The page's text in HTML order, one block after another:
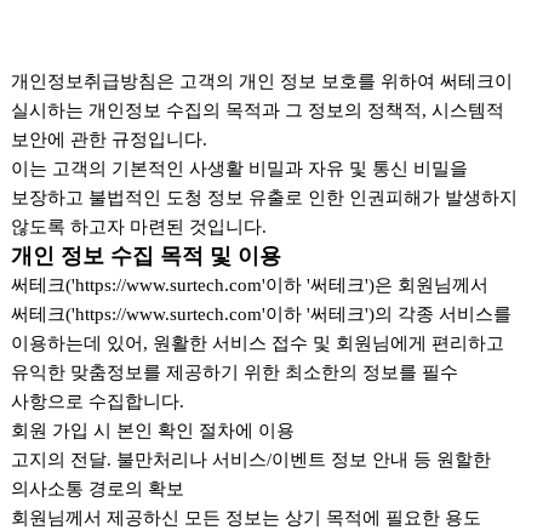
개인정보취급방침은 고객의 개인 정보 보호를 위하여 써테크이
실시하는 개인정보 수집의 목적과 그 정보의 정책적, 시스템적
보안에 관한 규정입니다.
이는 고객의 기본적인 사생활 비밀과 자유 및 통신 비밀을
보장하고 불법적인 도청 정보 유출로 인한 인권피해가 발생하지
않도록 하고자 마련된 것입니다.
개인 정보 수집 목적 및 이용
써테크('https://www.surtech.com'이하 '써테크')은 회원님께서
써테크('https://www.surtech.com'이하 '써테크')의 각종 서비스를
이용하는데 있어, 원활한 서비스 접수 및 회원님에게 편리하고
유익한 맞춤정보를 제공하기 위한 최소한의 정보를 필수
사항으로 수집합니다.
회원 가입 시 본인 확인 절차에 이용
고지의 전달. 불만처리나 서비스/이벤트 정보 안내 등 원할한
의사소통 경로의 확보
회원님께서 제공하신 모든 정보는 상기 목적에 필요한 용도